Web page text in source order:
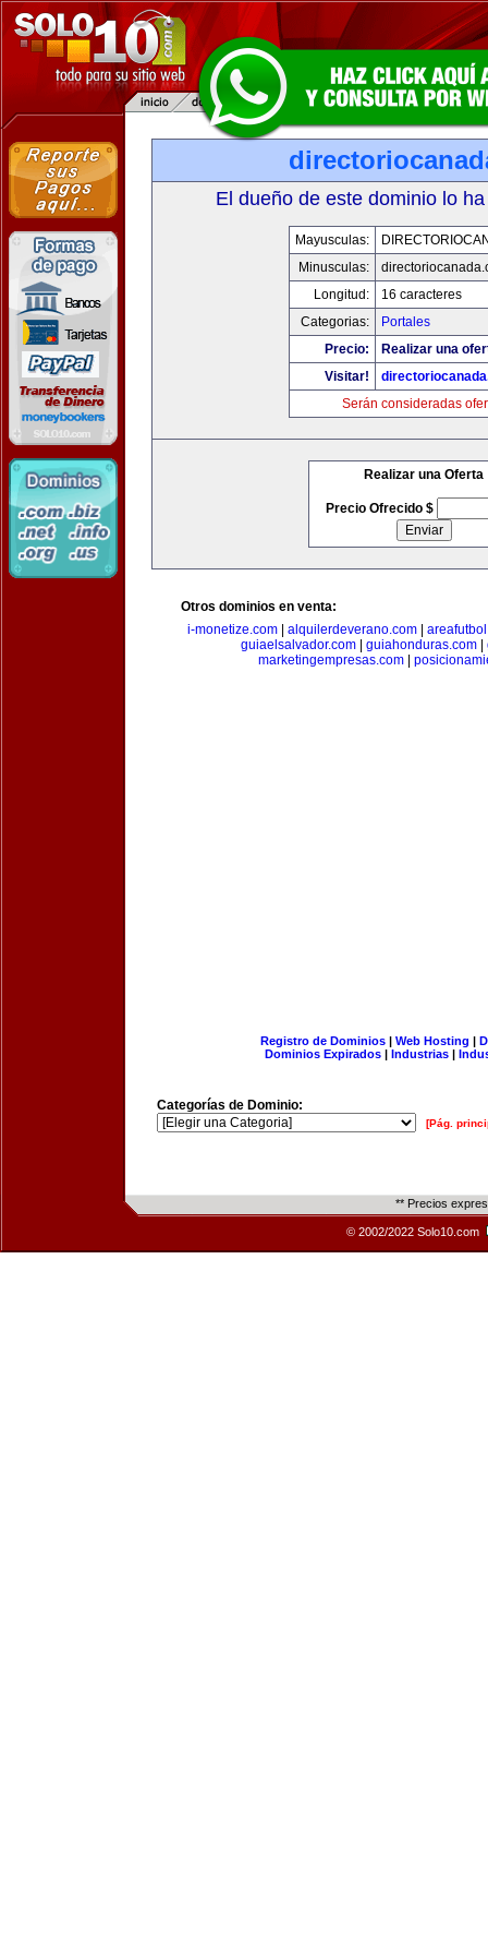
El dueño de este dominio lo
Mayusculas:
Minusculas:
Longitud:
16 caracteres
Categorias:
Portales
Precio:
Realizar una
Visitar!
Serán consideradas
Realizar una Oferta
Precio Ofrecido $
Otros dominios en venta:
i-monetize.com
alquilerdeverano.com
guiaelsalvador.com| guiahonduras.com|
marketingempresas.com
Registro de Dominios| Web Hosting |
Dominios Expirados | Industrias |
Categorías de Dominio:
[Pág.
** Precios
© 2002/2022 Solo10.com